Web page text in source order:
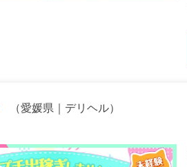
（愛媛県｜デリヘル）